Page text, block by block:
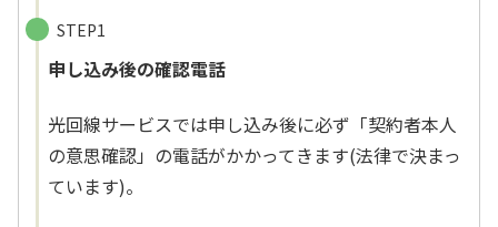
STEP1
申し込み後の確認電話
光回線サービスでは申し込み後に必ず「契約者本人
の意思確認」の電話がかかってきます(法律で決まっ
ています)。